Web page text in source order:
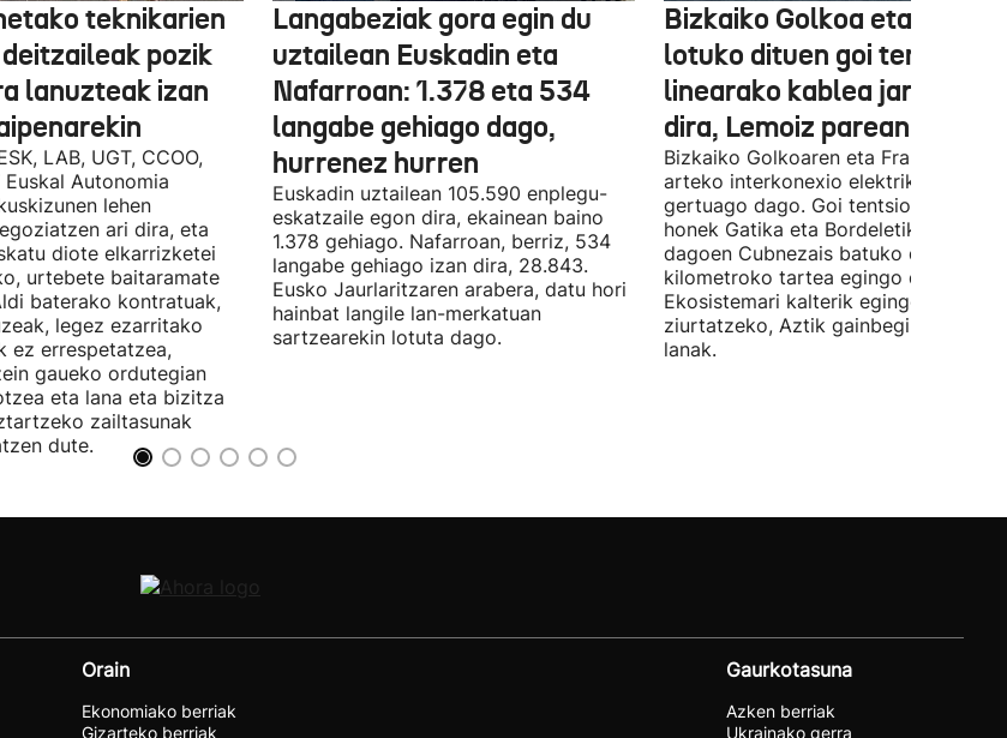
teknikarien
pozik
lanuzteak izan
LAB, UGT, CCOO,
Autonomia
lehen
ari dira, eta
diote elkarrizketei
urtebete baitaramate
baterako kontratuak,
legez ezarritako
ez errespetatzea,
gaueko ordutegian
eta lana eta bizitza
zailtasunak
dute.
Langabeziak gora egin du
uztailean Euskadin eta
Nafarroan: 1.378 eta 534
langabe gehiago dago,
hurrenez hurren
Euskadin uztailean 105.590 enplegu-
eskatzaile egon dira, ekainean baino
1.378 gehiago. Nafarroan, berriz, 534
langabe gehiago izan dira, 28.843.
Eusko Jaurlaritzaren arabera, datu hori
hainbat langile lan-merkatuan
sartzearekin lotuta dago.
Bizkaiko Golkoa eta
lotuko dituen goi tentsioko
linearako kablea jartzen
dira, Lemoiz parean
Bizkaiko Golkoaren eta Frantziaren
arteko interkonexio elektrikoa
gertuago dago. Goi tentsioko linea
honek Gatika eta Bordeletik gertu
dagoen Cubnezais batuko ditu eta
kilometroko tartea egingo du ur
Ekosistemari kalterik egingo ez
ziurtatzeko, Aztik gainbegiratuko
lanak.
Orain
Ekonomiako berriak
Gizarteko berriak
Gaurkotasuna
Azken berriak
Ukrainako gerra